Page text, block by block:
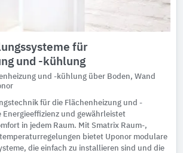
für
und -kühlung
und -kühlung über Boden, Wand
für die Flächenheizung und -
Energieeffizienz und gewährleistet
in jedem Raum. Mit Smatrix Raum-,
bietet Uponor modulare
die einfach zu installieren sind und die